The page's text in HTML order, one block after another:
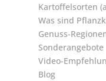
Kartoffelsorten
Was sind
Genuss-
Sonderangebote
Video-
Blog